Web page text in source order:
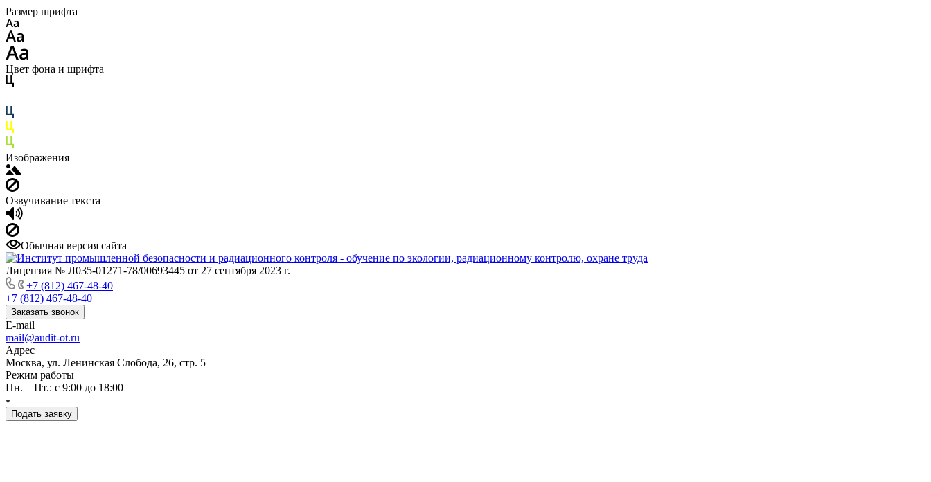
Размер шрифта
Цвет фона и шрифта
Изображения
Озвучивание текста
Обычная версия сайта
Лицензия № Л035-01271-78/00693445 от 27 сентября 2023 г.
+7 (812) 467-48-40
+7 (812) 467-48-40
Заказать звонок
E-mail
mail@audit-ot.ru
Адрес
Москва, ул. Ленинская Слобода, 26, стр. 5
Режим работы
Пн. – Пт.: с 9:00 до 18:00
Подать заявку